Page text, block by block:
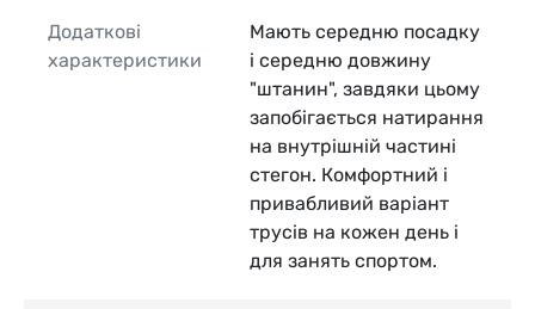
Додаткові
характеристики
Мають середню посадку
і середню довжину
"штанин", завдяки цьому
запобігається натирання
на внутрішній частині
стегон. Комфортний і
привабливий варіант
трусів на кожен день і
для занять спортом.